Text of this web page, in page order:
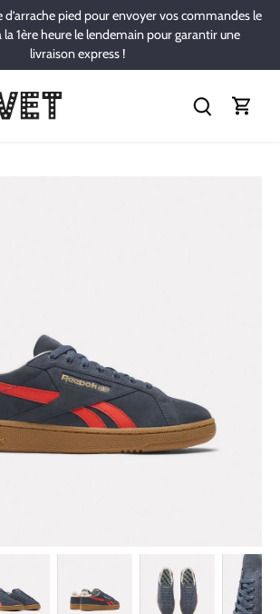
pied pour envoyer vos commandes le
1ère heure le lendemain pour garantir une
livraison express !